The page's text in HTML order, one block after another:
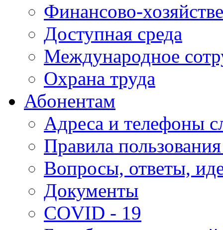
Финансово-
Доступная среда
Международное
Охрана труда
Абонентам
Адреса и телефоны
Правила
Вопросы, ответы,
Документы
COVID - 19